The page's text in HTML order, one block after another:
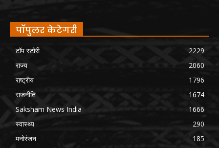
पॉपुलर केटेगरी
टॉप स्टोरी
2229
राज्य
2060
राष्ट्रीय
1796
राजनीति
1674
Saksham News India
1666
स्वास्थ्य
290
मनोरंजन
185